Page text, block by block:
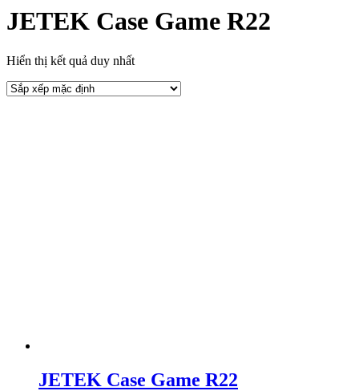
JETEK Case Game R22
Hiển thị kết quả duy nhất
JETEK Case Game R22